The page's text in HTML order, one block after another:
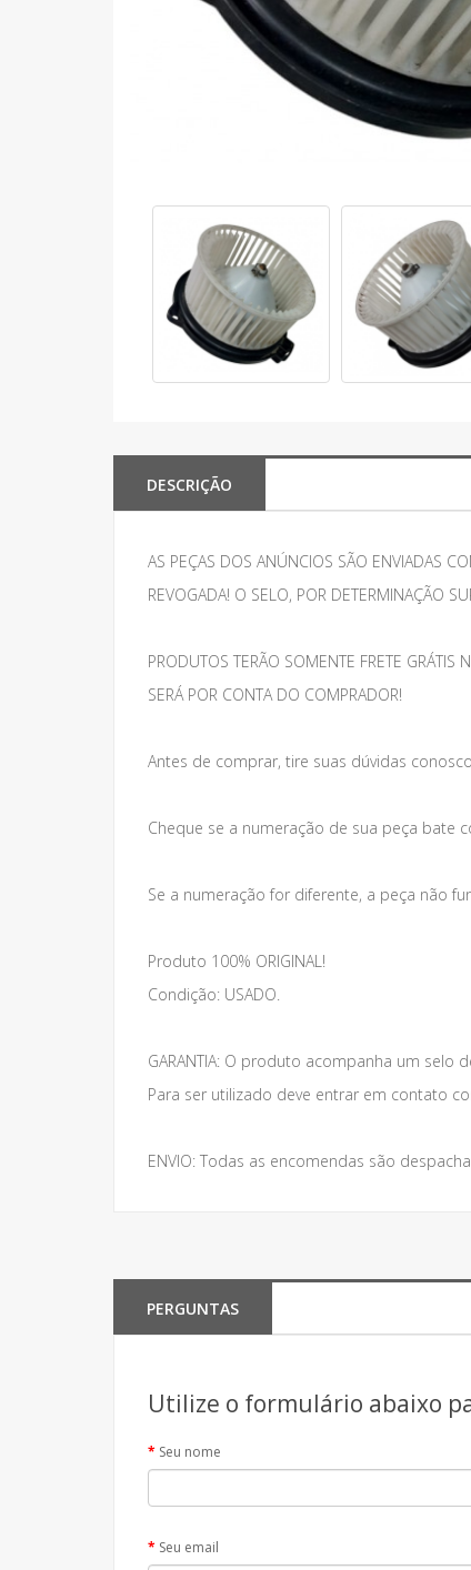
DESCRIÇÃO
AS PEÇAS DOS ANÚNCIOS SÃO ENVIADAS
REVOGADA! O SELO, POR DETERMINAÇÃO
PRODUTOS TERÃO SOMENTE FRETE
SERÁ POR CONTA DO COMPRADOR!
Antes de comprar, tire suas dúvidas
Cheque se a numeração de sua peça bate
Se a numeração for diferente, a peça não
Produto 100% ORIGINAL!
Condição: USADO.
GARANTIA: O produto acompanha um
Para ser utilizado deve entrar em contato
ENVIO: Todas as encomendas são
PERGUNTAS
Utilize o formulário abaixo
Seu nome
Seu email